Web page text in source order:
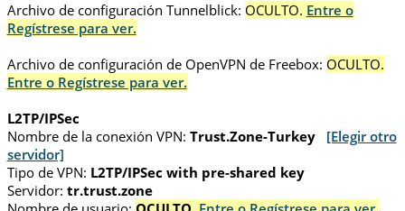
Archivo de configuración Tunnelblick: OCULTO. Entre o
Regístrese para ver.
Archivo de configuración de OpenVPN de Freebox: OCULTO.
Entre o Regístrese para ver.
L2TP/IPSec
Nombre de la conexión VPN: Trust.Zone-Turkey
[Elegir otro
servidor]
Tipo de VPN: L2TP/IPSec with pre-shared key
Servidor: tr.trust.zone